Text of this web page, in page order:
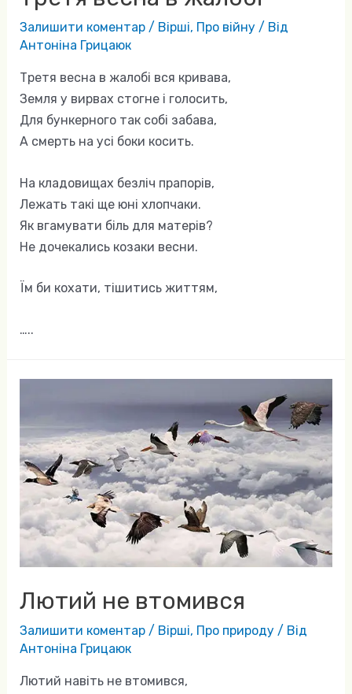
Залишити коментар / Вірші, Про війну / Від
Антоніна Грицаюк
Третя весна в жалобі вся кривава,
Земля у вирвах стогне і голосить,
Для бункерного так собі забава,
А смерть на усі боки косить.
На кладовищах безліч прапорів,
Лежать такі ще юні хлопчаки.
Як вгамувати біль для матерів?
Не дочекались козаки весни.
Їм би кохати, тішитись життям,
…..
Лютий не втомився
Залишити коментар / Вірші, Про природу / Від
Антоніна Грицаюк
Лютий навіть не втомився,